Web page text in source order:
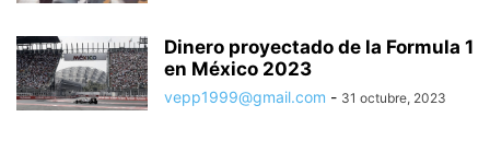
Dinero proyectado de la Formula 1
en México 2023
vepp1999@gmail.com - 31 octubre, 2023